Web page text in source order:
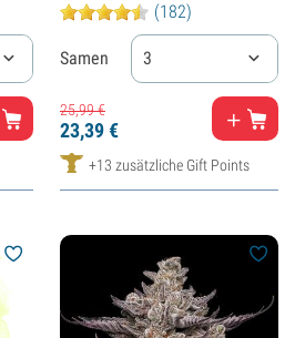
(182)
Samen 3
25,99€
23,39€
+13 zusätzliche Gift Points